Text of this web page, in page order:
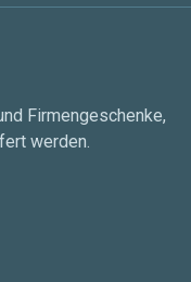
Firmengeschenke,
werden.